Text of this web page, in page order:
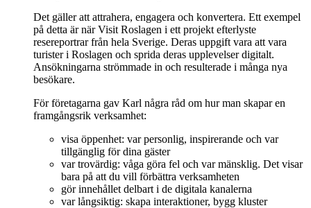
Det gäller att attrahera, engagera och konvertera. Ett exempel
på detta är när Visit Roslagen i ett projekt efterlyste
resereportrar från hela Sverige. Deras uppgift vara att vara
turister i Roslagen och sprida deras upplevelser digitalt.
Ansökningarna strömmade in och resulterade i många nya
besökare.
För företagarna gav Karl några råd om hur man skapar en
framgångsrik verksamhet:
visa öppenhet: var personlig, inspirerande och var
tillgänglig för dina gäster
var trovärdig: våga göra fel och var mänsklig. Det visar
bara på att du vill förbättra verksamheten
gör innehållet delbart i de digitala kanalerna
var långsiktig: skapa interaktioner, bygg kluster